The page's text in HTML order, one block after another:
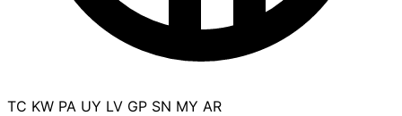
TC KW PA UY LV GP SN MY AR